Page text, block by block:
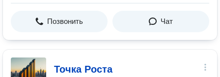
Позвонить Чат
Точка Роста